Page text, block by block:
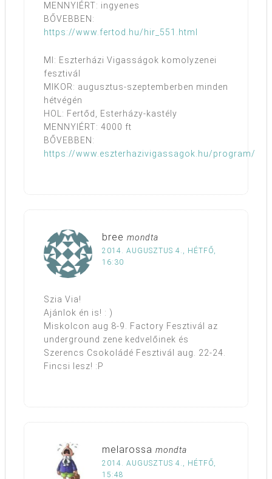
MENNYIÉRT: ingyenes
BŐVEBBEN:
https://www.fertod.hu/hir_551.html
MI: Eszterházi Vigasságok komolyzenei
fesztivál
MIKOR: augusztus-szeptemberben minden
hétvégén
HOL: Fertőd, Esterházy-kastély
MENNYIÉRT: 4000 ft
BŐVEBBEN:
https://www.eszterhazivigassagok.hu/program/
bree mondta
2014. AUGUSZTUS 4., HÉTFŐ,
16:30
Szia Via!
Ajánlok én is! : )
Miskolcon aug 8-9. Factory Fesztivál az
underground zene kedvelőinek és
Szerencs Csokoládé Fesztivál aug. 22-24.
Fincsi lesz! :P
melarossa mondta
2014. AUGUSZTUS 4., HÉTFŐ,
15:48